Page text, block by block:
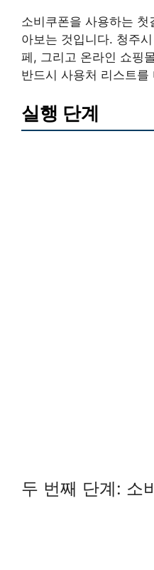
소비쿠폰을 사용하는
아보는 것입니다. 청주
페, 그리고 온라인 쇼핑
반드시 사용처 리스트를
실행 단계
두 번째 단계: 소